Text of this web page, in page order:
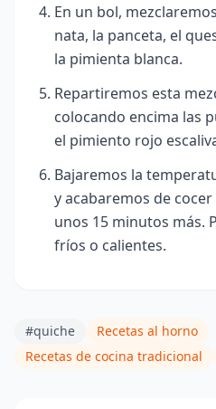
En un bol,
nata, la panceta, el
la pimienta blanca.
Repartiremos esta
colocando encima las
el pimiento rojo
Bajaremos la
y acabaremos de
unos 15 minutos más.
fríos o calientes.
#quiche
Recetas al horno
Recetas de cocina tradicional